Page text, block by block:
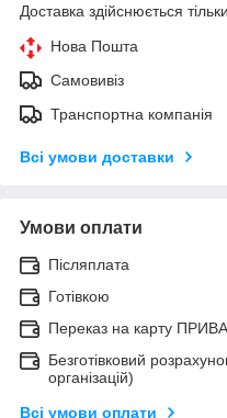
Доставка здійснюється
Нова Пошта
Самовивіз
Транспортна компанія
Всі умови доставки
Умови оплати
Післяплата
Готівкою
Переказ на карту
Безготівковий
організацій)
Всі умови оплати